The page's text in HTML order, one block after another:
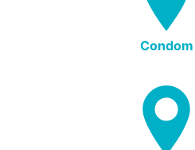
Condom